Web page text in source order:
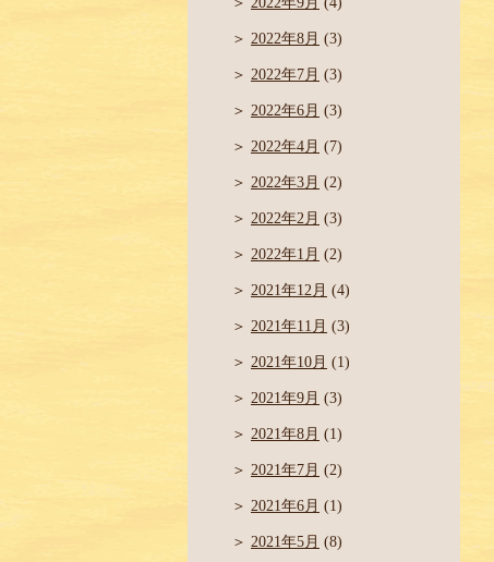
2022年8月 (3)
2022年7月 (3)
2022年6月 (3)
2022年4月 (7)
2022年3月 (2)
2022年2月 (3)
2022年1月 (2)
2021年12月 (4)
2021年11月 (3)
2021年10月 (1)
2021年9月 (3)
2021年8月 (1)
2021年7月 (2)
2021年6月 (1)
2021年5月 (8)